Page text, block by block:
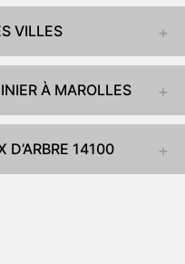
VILLES
À MAROLLES
D’ARBRE 14100